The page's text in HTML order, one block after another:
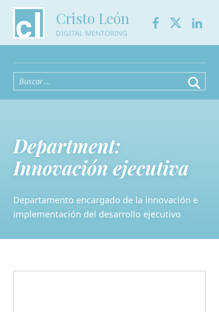
Cristo León
DIGITAL MENTORING
Buscar:
Department:
Innovación ejecutiva
Departamento encargado de la innovación e
implementación del desarrollo ejecutivo